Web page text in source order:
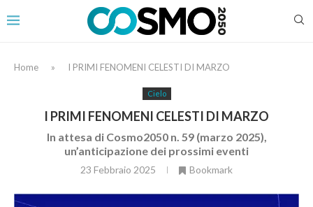
Home » I PRIMI FENOMENI CELESTI DI MARZO
Cielo
I PRIMI FENOMENI CELESTI DI MARZO
In attesa di Cosmo2050 n. 59 (marzo 2025),
un’anticipazione dei prossimi eventi
23 Febbraio 2025 Bookmark